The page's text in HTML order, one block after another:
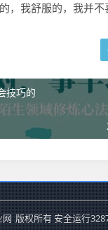
，我舒服的，我并
技巧的
网 版权所有安全运行